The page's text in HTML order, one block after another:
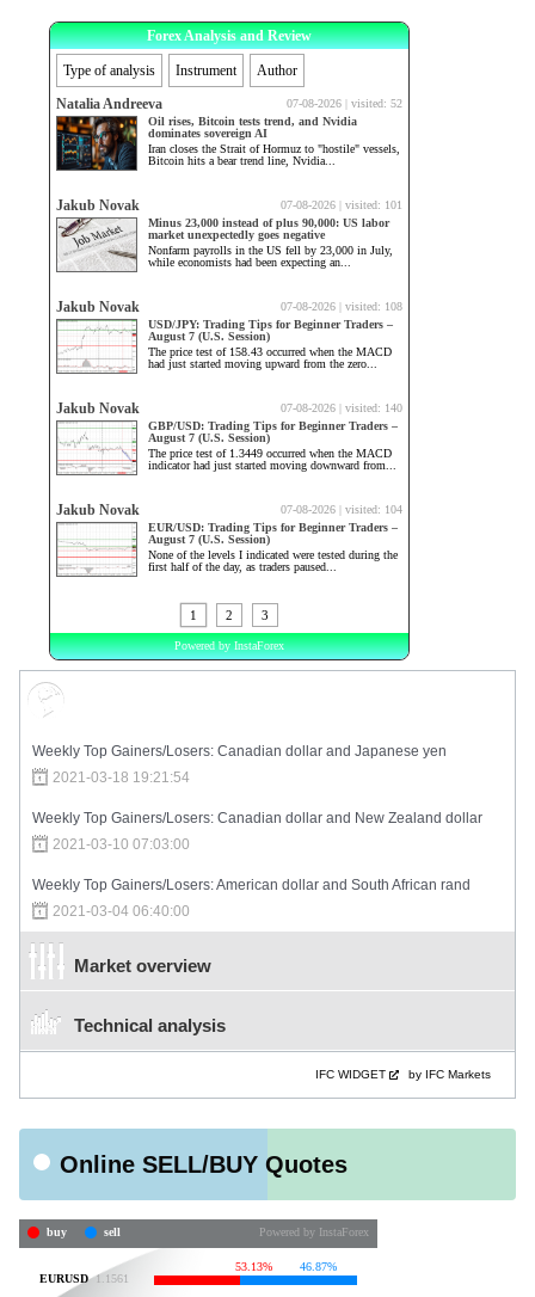
Weekly Top Gainers/Losers: Canadian dollar and Japanese yen
2021-03-18 19:21:54
Weekly Top Gainers/Losers: Canadian dollar and New Zealand dollar
2021-03-10 07:03:00
Weekly Top Gainers/Losers: American dollar and South African rand
2021-03-04 06:40:00
Market overview
Technical analysis
IFC WIDGET by IFC Markets
Online SELL/BUY Quotes